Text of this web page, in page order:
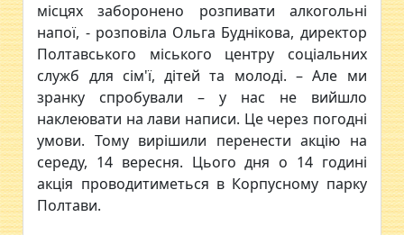
місцях заборонено розпивати алкогольні
напої, - розповіла Ольга Буднікова, директор
Полтавського міського центру соціальних
служб для сім'ї, дітей та молоді. – Але ми
зранку спробували – у нас не вийшло
наклеювати на лави написи. Це через погодні
умови. Тому вирішили перенести акцію на
середу, 14 вересня. Цього дня о 14 годині
акція проводитиметься в Корпусному парку
Полтави.